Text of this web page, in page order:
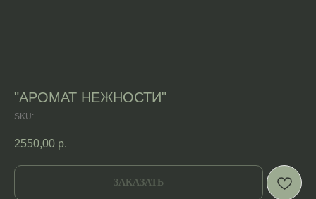
"АРОМАТ НЕЖНОСТИ"
SKU:
2550,00 р.
ЗАКАЗАТЬ